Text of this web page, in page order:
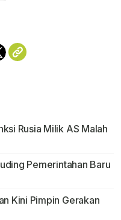
Rusia Milik AS Malah
Pemerintahan Baru
Kini Pimpin Gerakan